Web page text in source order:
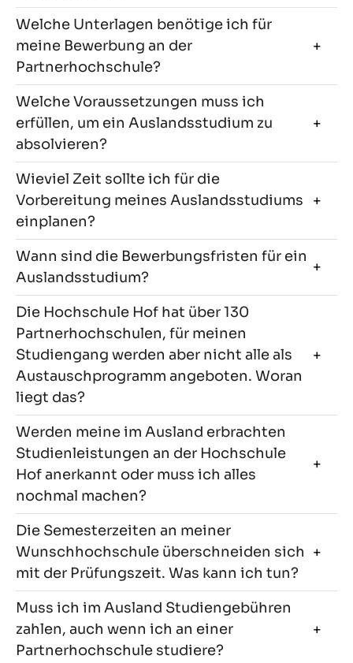
Welche Unterlagen benötige ich für
meine Bewerbung an der
Partnerhochschule?
Welche Voraussetzungen muss ich
erfüllen, um ein Auslandsstudium zu
absolvieren?
Wieviel Zeit sollte ich für die
Vorbereitung meines Auslandsstudiums
einplanen?
Wann sind die Bewerbungsfristen für ein
Auslandsstudium?
Die Hochschule Hof hat über 130
Partnerhochschulen, für meinen
Studiengang werden aber nicht alle als
Austauschprogramm angeboten. Woran
liegt das?
Werden meine im Ausland erbrachten
Studienleistungen an der Hochschule
Hof anerkannt oder muss ich alles
nochmal machen?
Die Semesterzeiten an meiner
Wunschhochschule überschneiden sich
mit der Prüfungszeit. Was kann ich tun?
Muss ich im Ausland Studiengebühren
zahlen, auch wenn ich an einer
Partnerhochschule studiere?